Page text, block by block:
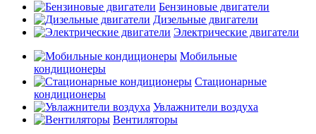
Бензиновые двигатели
Дизельные двигатели
Электрические двигатели
Мобильные
кондиционеры
Стационарные
кондиционеры
Увлажнители воздуха
Вентиляторы